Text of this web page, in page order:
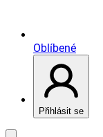
Oblíbené
Přihlásit se